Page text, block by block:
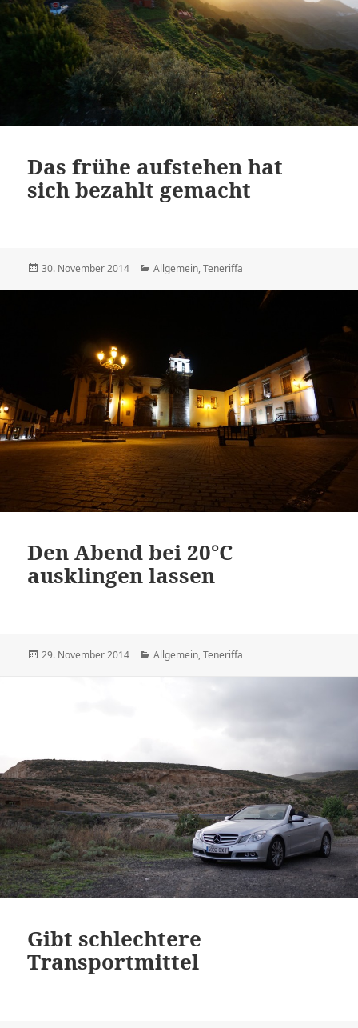
Das frühe aufstehen hat
sich bezahlt gemacht
Veröffentlicht
30. November 2014 Kategorien
Allgemein,Teneriffa
Den Abend bei 20°C
ausklingen lassen
Veröffentlicht
29. November 2014 Kategorien
Allgemein,Teneriffa
Gibt schlechtere
Transportmittel